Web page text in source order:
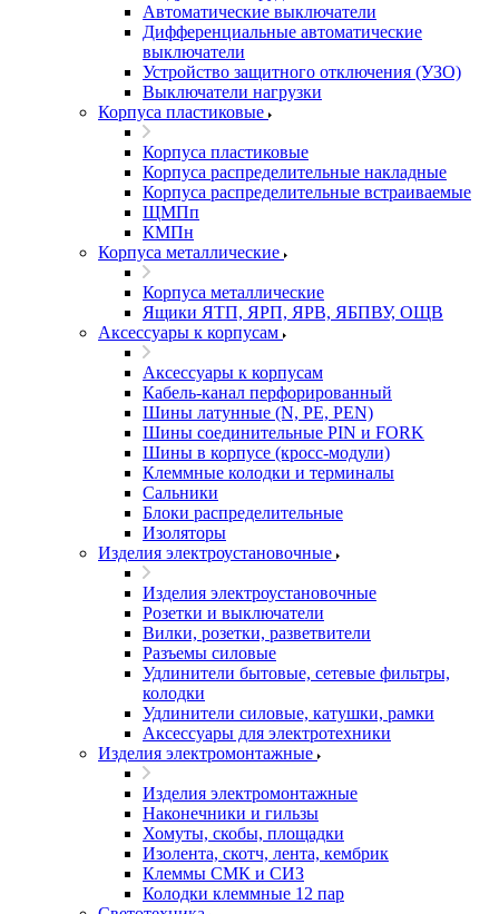
Автоматические выключатели
Дифференциальные автоматические
выключатели
Устройство защитного отключения (УЗО)
Выключатели нагрузки
Корпуса пластиковые
Корпуса пластиковые
Корпуса распределительные накладные
Корпуса распределительные встраиваемые
ЩМПп
КМПн
Корпуса металлические
Корпуса металлические
Ящики ЯТП, ЯРП, ЯРВ, ЯБПВУ, ОЩВ
Аксессуары к корпусам
Аксессуары к корпусам
Кабель-канал перфорированный
Шины латунные (N, PE, PEN)
Шины соединительные PIN и FORK
Шины в корпусе (кросс-модули)
Клеммные колодки и терминалы
Сальники
Блоки распределительные
Изоляторы
Изделия электроустановочные
Изделия электроустановочные
Розетки и выключатели
Вилки, розетки, разветвители
Разъемы силовые
Удлинители бытовые, сетевые фильтры,
колодки
Удлинители силовые, катушки, рамки
Аксессуары для электротехники
Изделия электромонтажные
Изделия электромонтажные
Наконечники и гильзы
Хомуты, скобы, площадки
Изолента, скотч, лента, кембрик
Клеммы СМК и СИЗ
Колодки клеммные 12 пар